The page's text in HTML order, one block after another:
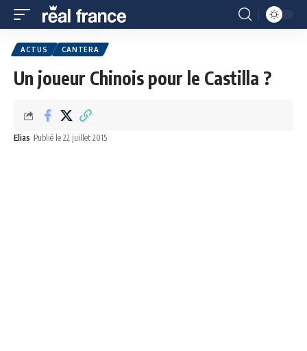
ACTUS CANTERA
Un joueur Chinois pour le Castilla ?
Elias Publié le 22 juillet 2015